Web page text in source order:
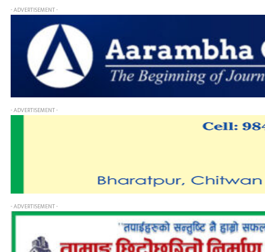
- ADVERTISEMENT -
- ADVERTISEMENT -
- ADVERTISEMENT -